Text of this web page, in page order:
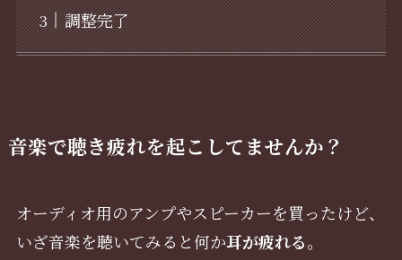
調整完了
音楽で聴き疲れを起こしてませんか？
オーディオ用のアンプやスピーカーを買ったけど、
いざ音楽を聴いてみると何か耳が疲れる。